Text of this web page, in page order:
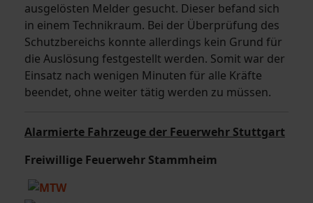
ausgelösten Melder gesucht. Dieser befand sich
in einem Technikraum. Bei der Überprüfung des
Schutzbereichs konnte allerdings kein Grund für
die Auslösung festgestellt werden. Somit war der
Einsatz nach wenigen Minuten für alle Kräfte
beendet, ohne weiter tätig werden zu müssen.
Alarmierte Fahrzeuge der Feuerwehr Stuttgart
Freiwillige Feuerwehr Stammheim